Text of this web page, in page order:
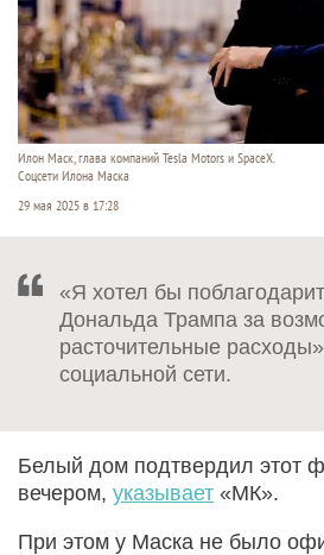
Илон Маск, глава компаний Tesla Motors и SpaceX.
Соцсети Илона Маска
29 мая 2025 в 17:28
«Я хотел бы
Дональда Трампа за
расточительные
социальной сети.
Белый дом подтвердил этот
вечером, указывает «МК».
При этом у Маска не было